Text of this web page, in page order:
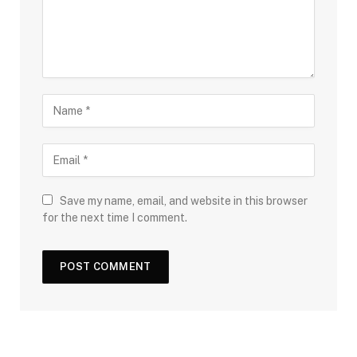
Save my name, email, and website in this browser
for the next time I comment.